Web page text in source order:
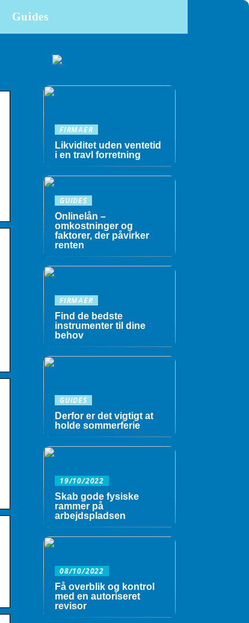
Guides
FIRMAER
Likviditet uden ventetid
i en travl forretning
GUIDES
Onlinelån –
omkostninger og
faktorer, der påvirker
renten
FIRMAER
Find de bedste
instrumenter til dine
behov
GUIDES
Derfor er det vigtigt at
holde sommerferie
19/10/2022
Skab gode fysiske
rammer på
arbejdspladsen
08/10/2022
Få overblik og kontrol
med en autoriseret
revisor